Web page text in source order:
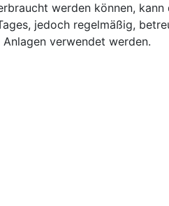
werden können,
jedoch regelmäßig,
verwendet werden.